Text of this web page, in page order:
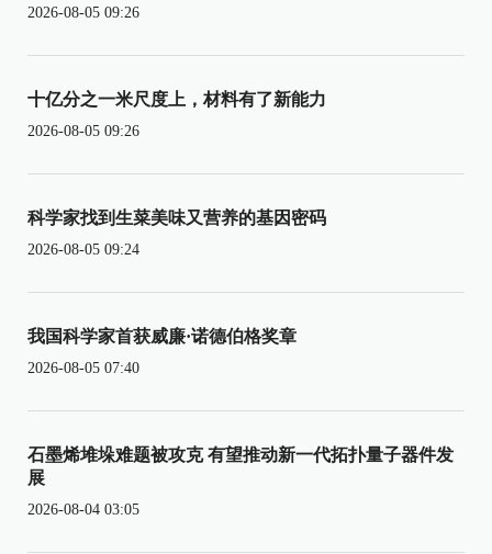
2026-08-05 09:26
十亿分之一米尺度上，材料有了新能力
2026-08-05 09:26
科学家找到生菜美味又营养的基因密码
2026-08-05 09:24
我国科学家首获威廉·诺德伯格奖章
2026-08-05 07:40
石墨烯堆垛难题被攻克 有望推动新一代拓扑量子器件发
展
2026-08-04 03:05